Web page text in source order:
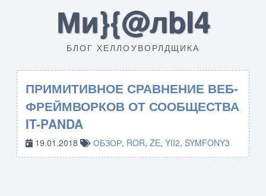
Ми}{@лbI4
БЛОГ ХЕЛЛОУВОРЛДЩИКА
ПРИМИТИВНОЕ СРАВНЕНИЕ ВЕБ-
ФРЕЙМВОРКОВ ОТ СООБЩЕСТВА
IT-PANDA
19.01.2018 ОБЗОР, ROR, ZE, YII2, SYMFONY3